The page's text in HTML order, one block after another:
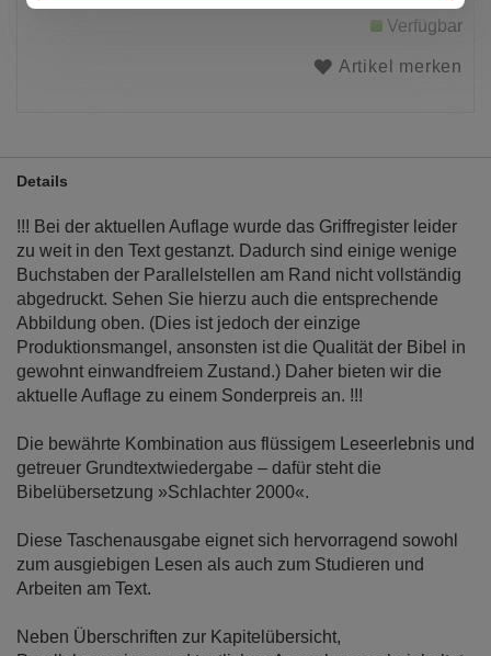
Verfügbar
Artikel merken
Details
!!! Bei der aktuellen Auflage wurde das Griffregister leider
zu weit in den Text gestanzt. Dadurch sind einige wenige
Buchstaben der Parallelstellen am Rand nicht vollständig
abgedruckt. Sehen Sie hierzu auch die entsprechende
Abbildung oben. (Dies ist jedoch der einzige
Produktionsmangel, ansonsten ist die Qualität der Bibel in
gewohnt einwandfreiem Zustand.) Daher bieten wir die
aktuelle Auflage zu einem Sonderpreis an. !!!
Die bewährte Kombination aus flüssigem Leseerlebnis und
getreuer Grundtextwiedergabe – dafür steht die
Bibelübersetzung »Schlachter 2000«.
Diese Taschenausgabe eignet sich hervorragend sowohl
zum ausgiebigen Lesen als auch zum Studieren und
Arbeiten am Text.
Neben Überschriften zur Kapitelübersicht,